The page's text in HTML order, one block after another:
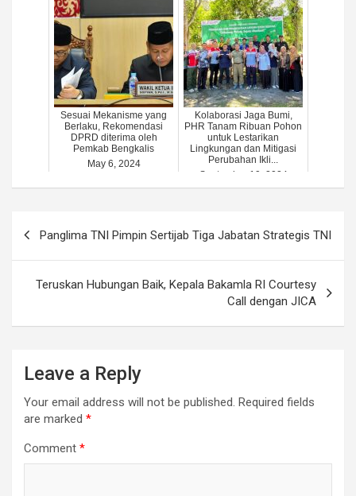
Sesuai Mekanisme yang
Berlaku, Rekomendasi
DPRD diterima oleh
Pemkab Bengkalis
May 6, 2024
Kolaborasi Jaga Bumi,
PHR Tanam Ribuan Pohon
untuk Lestarikan
Lingkungan dan Mitigasi
Perubahan Ikli...
September 19, 2024
navigation
Panglima TNI Pimpin Sertijab Tiga Jabatan Strategis TNI
Teruskan Hubungan Baik, Kepala Bakamla RI Courtesy
Call dengan JICA
Leave a Reply
Your email address will not be published. Required fields
are marked *
Comment *